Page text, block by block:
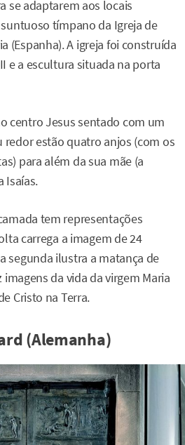
se adaptarem aos locais
tímpano da Igreja de
(Espanha). A igreja foi construída
e a escultura situada na porta
centro Jesus sentado com um
redor estão quatro anjos (com os
para além da sua mãe (a
Isaías.
tem representações
carrega a imagem de 24
segunda ilustra a matança de
da vida da virgem Maria
Cristo na Terra.
(Alemanha)